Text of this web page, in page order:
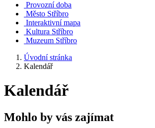
Provozní doba
Město Stříbro
Interaktivní mapa
Kultura Stříbro
Muzeum Stříbro
Úvodní stránka
Kalendář
Kalendář
Mohlo by vás zajímat